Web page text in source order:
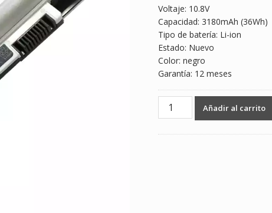
was:
$1,167.00.$686.00.
Voltaje: 10.8V
Capacidad: 3180mAh (36Wh)
Tipo de batería: Li-ion
Estado: Nuevo
Color: negro
Garantía: 12 meses
Batería
para
Añadir al carrito